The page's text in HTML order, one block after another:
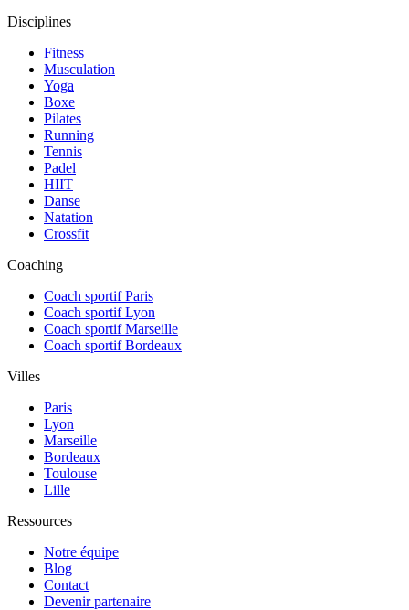
Disciplines
Fitness
Musculation
Yoga
Boxe
Pilates
Running
Tennis
Padel
HIIT
Danse
Natation
Crossfit
Coaching
Coach sportif Paris
Coach sportif Lyon
Coach sportif Marseille
Coach sportif Bordeaux
Villes
Paris
Lyon
Marseille
Bordeaux
Toulouse
Lille
Ressources
Notre équipe
Blog
Contact
Devenir partenaire